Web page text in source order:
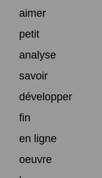
aimer
petit
analyse
savoir
développer
fin
en ligne
oeuvre